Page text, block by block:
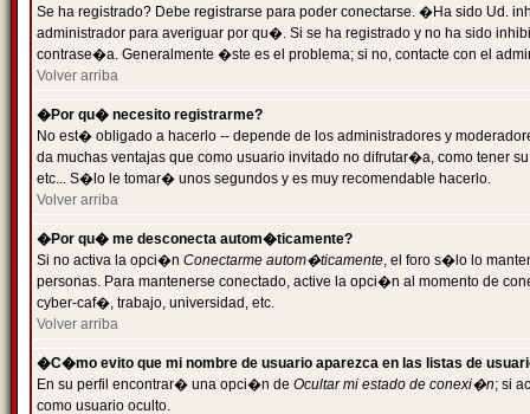
Se ha registrado? Debe registrarse para poder conectarse. �Ha sido Ud.
administrador para averiguar por qu�. Si se ha registrado y no ha sido
contrase�a. Generalmente �ste es el problema; si no, contacte con el
Volver arriba
�Por qu� necesito registrarme?
No est� obligado a hacerlo -- depende de los administradores y
da muchas ventajas que como usuario invitado no difrutar�a, como tener
etc... S�lo le tomar� unos segundos y es muy recomendable hacerlo.
Volver arriba
�Por qu� me desconecta autom�ticamente?
Si no activa la opci�n Conectarme autom�ticamente, el foro s�lo lo
personas. Para mantenerse conectado, active la opci�n al momento de
cyber-caf�, trabajo, universidad, etc.
Volver arriba
�C�mo evito que mi nombre de usuario aparezca en las listas de
En su perfil encontrar� una opci�n de Ocultar mi estado de conexi�n; si
como usuario oculto.